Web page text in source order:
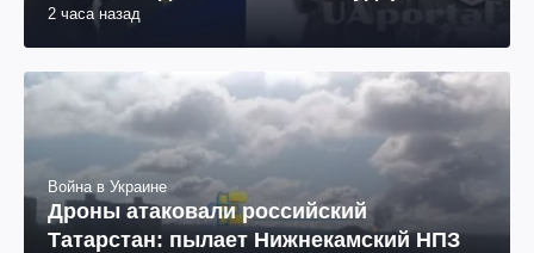
2 часа назад
Война в Украине
Дроны атаковали российский
Татарстан: пылает Нижнекамский НПЗ